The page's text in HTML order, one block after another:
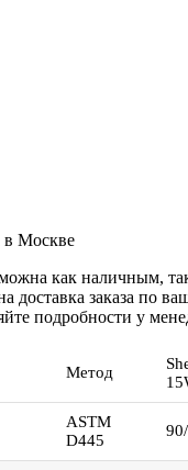
в Москве
как наличным,
доставка заказа по
подробности у
Метод
ASTM
D445